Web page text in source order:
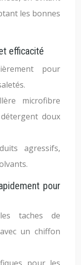
les bonnes
efficacité
pour
microfibre
doux
agressifs,
pour
taches de
un chiffon